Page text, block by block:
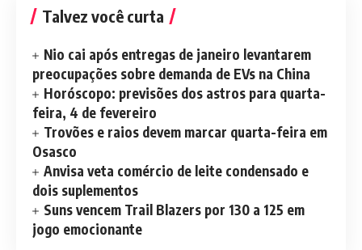
Talvez você curta
Nio cai após entregas de janeiro levantarem
preocupações sobre demanda de EVs na China
Horóscopo: previsões dos astros para quarta-
feira, 4 de fevereiro
Trovões e raios devem marcar quarta-feira em
Osasco
Anvisa veta comércio de leite condensado e
dois suplementos
Suns vencem Trail Blazers por 130 a 125 em
jogo emocionante